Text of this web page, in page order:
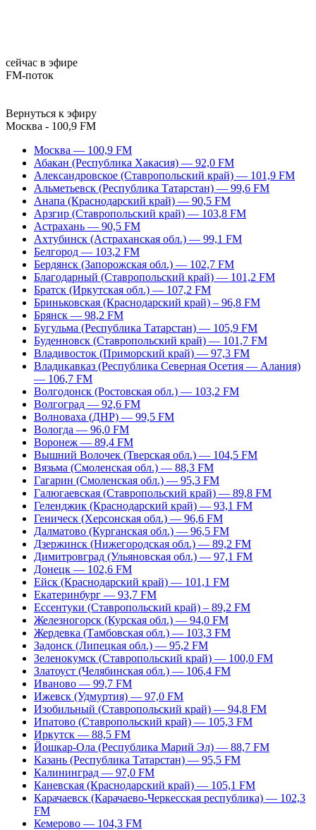
сейчас в эфире
FM-поток
Вернуться к эфиру
Москва - 100,9 FM
Москва — 100,9 FM
Абакан (Республика Хакасия) — 92,0 FM
Александровское (Ставропольский край) — 101,9 FM
Альметьевск (Республика Татарстан) — 99,6 FM
Анапа (Краснодарский край) — 90,5 FM
Арзгир (Ставропольский край) — 103,8 FM
Астрахань — 90,5 FM
Ахтубинск (Астраханская обл.) — 99,1 FM
Белгород — 103,2 FM
Бердянск (Запорожская обл.) — 102,7 FM
Благодарный (Ставропольский край) — 101,2 FM
Братск (Иркутская обл.) — 107,2 FM
Бриньковская (Краснодарский край) – 96,8 FM
Брянск — 98,2 FM
Бугульма (Республика Татарстан) — 105,9 FM
Буденновск (Ставропольский край) — 101,7 FM
Владивосток (Приморский край) — 97,3 FM
Владикавказ (Республика Северная Осетия — Алания)
— 106,7 FM
Волгодонск (Ростовская обл.) — 103,2 FM
Волгоград — 92,6 FM
Волноваха (ДНР) — 99,5 FM
Вологда — 96,0 FM
Воронеж — 89,4 FM
Вышний Волочек (Тверская обл.) — 104,5 FM
Вязьма (Смоленская обл.) — 88,3 FM
Гагарин (Смоленская обл.) — 95,3 FM
Галюгаевская (Ставропольский край) — 89,8 FM
Геленджик (Краснодарский край) — 93,1 FM
Геническ (Херсонская обл.) — 96,6 FM
Далматово (Курганская обл.) — 96,5 FM
Дзержинск (Нижегородская обл.) — 89,2 FM
Димитровград (Ульяновская обл.) — 97,1 FM
Донецк — 102,6 FM
Ейск (Краснодарский край) — 101,1 FM
Екатеринбург — 93,7 FM
Ессентуки (Ставропольский край) – 89,2 FM
Железногорск (Курская обл.) — 94,0 FM
Жердевка (Тамбовская обл.) — 103,3 FM
Задонск (Липецкая обл.) — 95,2 FM
Зеленокумск (Ставропольский край) — 100,0 FM
Златоуст (Челябинская обл.) — 106,4 FM
Иваново — 99,7 FM
Ижевск (Удмуртия) — 97,0 FM
Изобильный (Ставропольский край) — 94,8 FM
Ипатово (Ставропольский край) — 105,3 FM
Иркутск — 88,5 FM
Йошкар-Ола (Республика Марий Эл) — 88,7 FM
Казань (Республика Татарстан) — 95,5 FM
Калининград — 97,0 FM
Каневская (Краснодарский край) — 105,1 FM
Карачаевск (Карачаево-Черкесская республика) — 102,3
FM
Кемерово — 104,3 FM